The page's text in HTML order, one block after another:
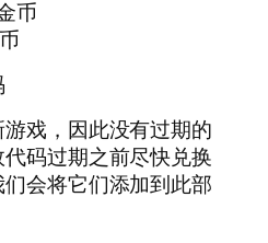
币
戏，因此没有过期的
码过期之前尽快兑换
会将它们添加到此部